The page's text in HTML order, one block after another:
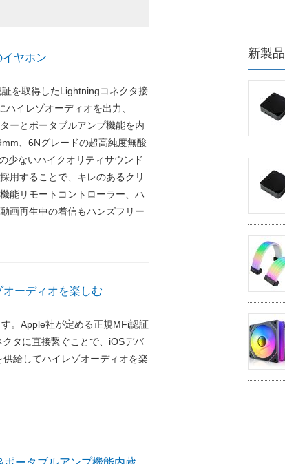
ヤホン
を取得したLightningコネクタ接
イレゾオーディオを出力、
ーとポータブルアンプ機能を内
、6Nグレードの超高純度無酸
少ないハイクオリティサウンド
用することで、キレのあるクリ
能リモートコントローラー、ハ
画再生中の着信もハンズフリー
ーディオを楽しむ
。Apple社が定める正規MFi認証
タに直接繋ぐことで、iOSデバ
給してハイレゾオーディオを楽
新製品